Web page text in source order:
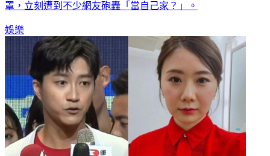
罩，立刻遭到不少網友砲轟「當自己家？」。
娛樂